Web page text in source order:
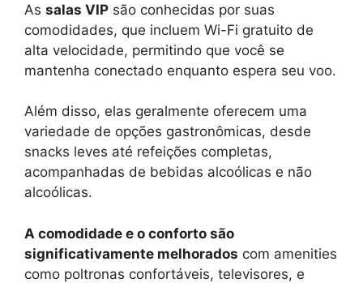
As salas VIP são conhecidas por suas
comodidades, que incluem Wi-Fi gratuito de
alta velocidade, permitindo que você se
mantenha conectado enquanto espera seu voo.
Além disso, elas geralmente oferecem uma
variedade de opções gastronômicas, desde
snacks leves até refeições completas,
acompanhadas de bebidas alcoólicas e não
alcoólicas.
A comodidade e o conforto são
significativamente melhorados com amenities
como poltronas confortáveis, televisores, e